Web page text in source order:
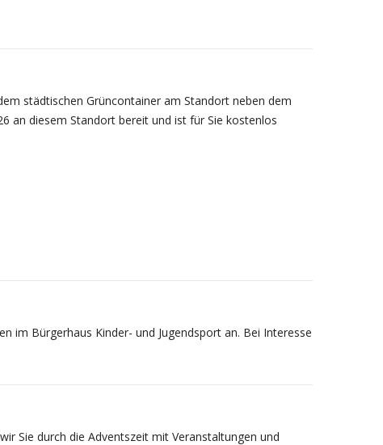
städtischen Grüncontainer am Standort neben dem
an diesem Standort bereit und ist für Sie kostenlos
im Bürgerhaus Kinder- und Jugendsport an. Bei Interesse
Sie durch die Adventszeit mit Veranstaltungen und